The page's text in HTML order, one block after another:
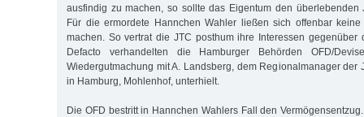
ausfindig zu machen, so sollte das Eigentum den überlebenden
Für die ermordete Hannchen Wahler ließen sich offenbar
machen. So vertrat die JTC posthum ihre Interessen gegenüber
Defacto verhandelten die Hamburger Behörden OFD/
Wiedergutmachung mit A. Landsberg, dem Regionalmanager der
in Hamburg, Mohlenhof, unterhielt.
Die OFD bestritt in Hannchen Wahlers Fall den